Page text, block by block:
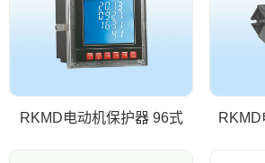
RKMD电动机保护器 96式